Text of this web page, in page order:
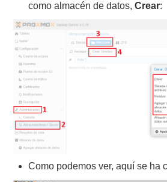
como almacén de datos,Crear:
Como podemos ver, aquí se ha